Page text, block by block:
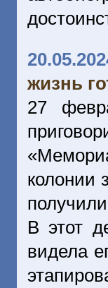
жизнь
27
колонии
В этот
видела